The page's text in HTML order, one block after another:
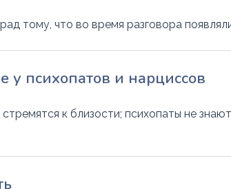
тому, что во время разговора
у психопатов и нарциссов
к близости; психопаты не